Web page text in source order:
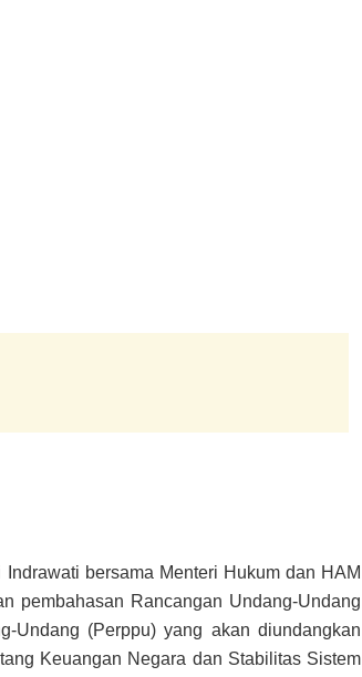
bersama Menteri Hukum dan HAM
pembahasan Rancangan Undang-Undang
Undang (Perppu) yang akan diundangkan
Keuangan Negara dan Stabilitas Sistem